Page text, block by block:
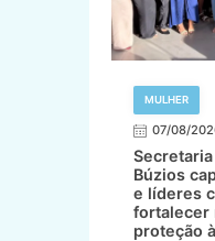
MULHER
07/08/
Búzios
e líderes
fortalecer
proteção